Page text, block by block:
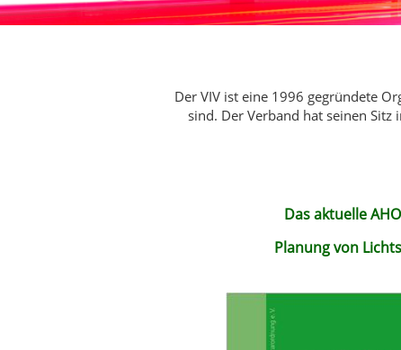
Der VIV ist eine 1996 gegründete
sind. Der Verband hat seinen
Das aktuelle
Planung von